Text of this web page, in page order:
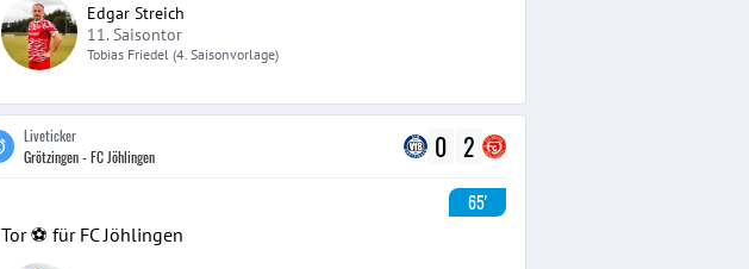
Edgar Streich
11. Saisontor
Tobias Friedel (4. Saisonvorlage)
Liveticker
Grötzingen - FC Jöhlingen
0 2
65'
Tor ⚽️ für FC Jöhlingen